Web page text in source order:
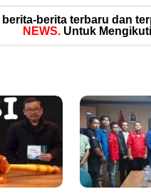
berita terbaru dan
NEWS. Untuk